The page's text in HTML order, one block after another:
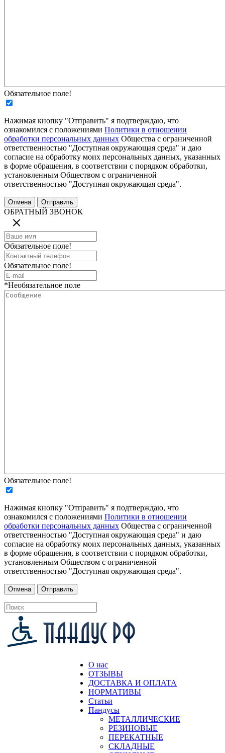
Обязательное поле!
Нажимая кнопку "Отправить" я подтверждаю, что
ознакомился с положениями Политики в отношении
обработки персональных данных Общества с ограниченной
ответственностью "Доступная окружающая среда" и даю
согласие на обработку моих персональных данных, указанных
в форме обращения, в соответствии с порядком обработки,
установленным Обществом с ограниченной
ответственностью "Доступная окружающая среда".
ОБРАТНЫЙ ЗВОНОК
Обязательное поле!
Обязательное поле!
*Необязательное поле
Обязательное поле!
Нажимая кнопку "Отправить" я подтверждаю, что
ознакомился с положениями Политики в отношении
обработки персональных данных Общества с ограниченной
ответственностью "Доступная окружающая среда" и даю
согласие на обработку моих персональных данных, указанных
в форме обращения, в соответствии с порядком обработки,
установленным Обществом с ограниченной
ответственностью "Доступная окружающая среда".
О нас
ОТЗЫВЫ
ДОСТАВКА И ОПЛАТА
НОРМАТИВЫ
Статьи
Пандусы
МЕТАЛЛИЧЕСКИЕ
РЕЗИНОВЫЕ
ПЕРЕКАТНЫЕ
СКЛАДНЫЕ